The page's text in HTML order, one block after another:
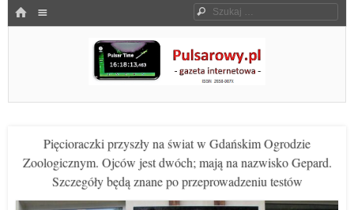
HOME Szukaj
Pulsarowy.pl
Pięcioraczki przyszły na świat w Gdańskim Ogrodzie
Zoologicznym. Ojców jest dwóch; mają na nazwisko Gepard.
Szczegóły będą znane po przeprowadzeniu testów